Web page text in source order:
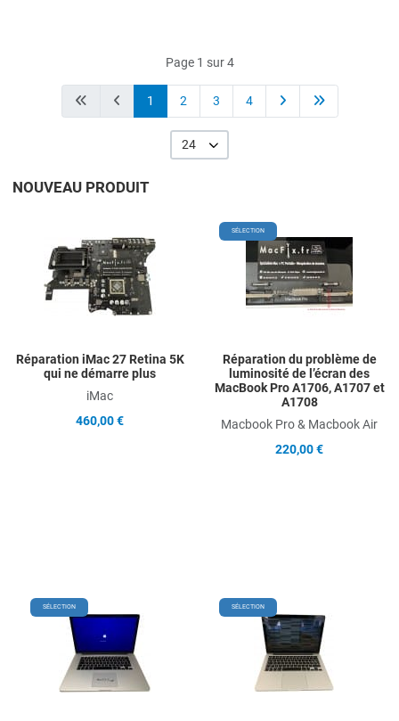
Page 1 sur 4
1 2 3 4
24
NOUVEAU PRODUIT
Add to Wishlist
Add to Compare
Quick View
Réparation iMac 27 Retina 5K
qui ne démarre plus
iMac
460,00 €
SÉLECTION
Réparation du problème de
luminosité de l’écran des
MacBook Pro A1706, A1707 et
A1708
Macbook Pro & Macbook Air
220,00 €
SÉLECTION Add to Wishlist
Add to Compare
SÉLECTION